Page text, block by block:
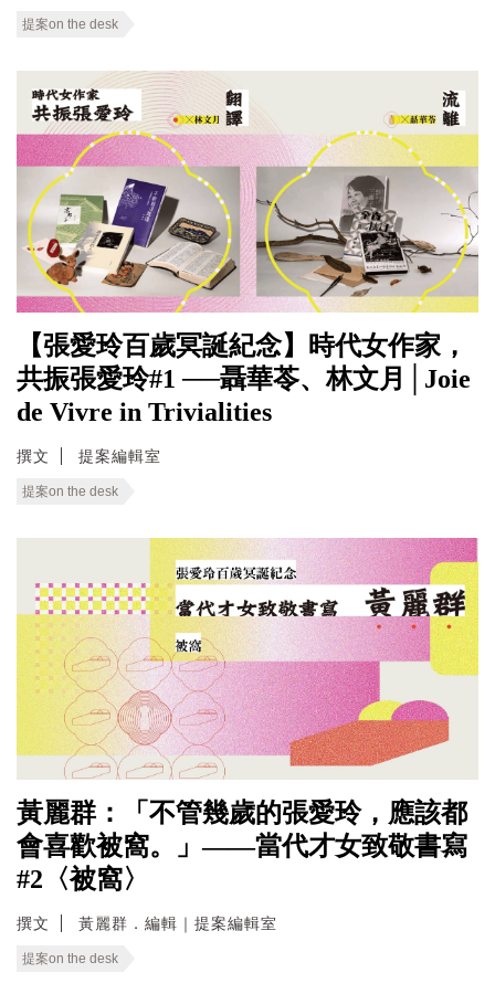
提案on the desk
【張愛玲百歲冥誕紀念】時代女作家，
共振張愛玲#1 ──聶華苓、林文月│Joie
de Vivre in Trivialities
撰文 提案編輯室
提案on the desk
黃麗群：「不管幾歲的張愛玲，應該都
會喜歡被窩。」——當代才女致敬書寫
#2〈被窩〉
撰文 黃麗群．編輯｜提案編輯室
提案on the desk